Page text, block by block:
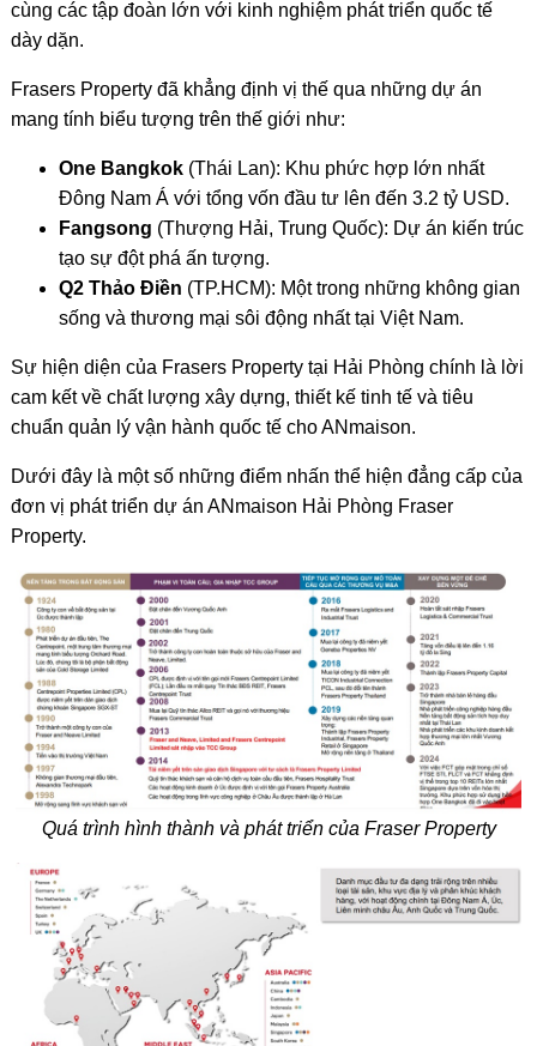
dày dặn.
mang tính biểu tượng trên thế giới như:
Đông Nam Á với tổng vốn đầu tư lên đến 3.2 tỷ USD.
Fangsong(Thượng Hải, Trung Quốc): Dự án kiến trúc
tạo sự đột phá ấn tượng.
Q2 Thảo Điền (TP.HCM): Một trong những không gian
sống và thương mại sôi động nhất tại Việt Nam.
cam kết về chất lượng xây dựng, thiết kế tinh tế và tiêu
chuẩn quản lý vận hành quốc tế cho ANmaison.
đơn vị phát triển dự án ANmaison Hải Phòng Fraser
Property.
Quá trình hình thành và phát triển của Fraser Property